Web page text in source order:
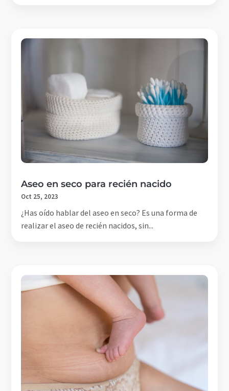
Aseo en seco para recién nacido
Oct 25, 2023
¿Has oído hablar del aseo en seco? Es una forma de
realizar el aseo de recién nacidos, sin...